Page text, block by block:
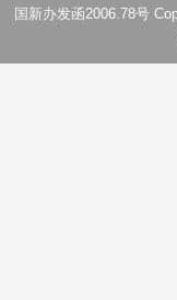
国新办发函2006.78号